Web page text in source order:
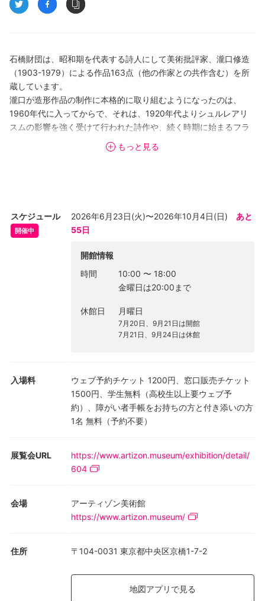
石橋財団は、昭和期を代表する詩人にして美術批評家、瀧口修造
（1903-1979）による作品163点（他の作家との共作含む）を所
蔵しています。
瀧口が造形作品の制作に本格的に取り組むようになったのは、
1960年代に入ってからで、それは、1920年代よりシュルレアリ
スムの影響を強く受けて行われた詩作や、続く時期に始まるフラ
ンスや日本の同時代美術を対象とする批評の実践の後に位置づけ
られます。本展はそれを踏まえ、美術批評や詩作、展覧会監修な
し、約130点の作品により展覧会を構成する予定です。
もっと見る
スケジュール
開催中
2026年6月23日(火)〜2026年10月4日(日)
あと
55日
開館情報
時間
10:00 〜 18:00
金曜日は20:00まで
休館日 月曜日
7月20日、9月21日は開館
7月21日、9月24日は休館
入場料
ウェブ予約チケット 1200円、窓口販売チケット
1500円、学生無料（高校生以上要ウェブ予
約）、障がい者手帳をお持ちの方と付き添いの方
1名 無料（予約不要）
展覧会URL
https://www.artizon.museum/exhibition/detail/
604
会場
アーティゾン美術館
https://www.artizon.museum/
住所 〒104-0031 東京都中央区京橋1-7-2
地図アプリで見る